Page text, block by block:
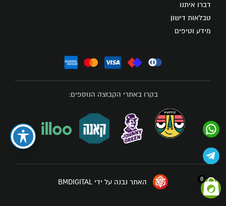
דברו איתנו
טבלאות דישון
מידע וטיפים
בקרו באתרי הקבוצה הנוספים:
האתר נבנה על ידי BMDIGITAL 0